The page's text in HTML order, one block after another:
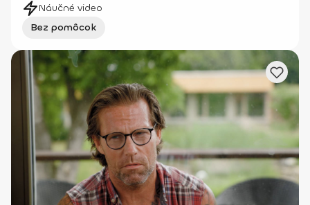
Náučné video
Bez pomôcok